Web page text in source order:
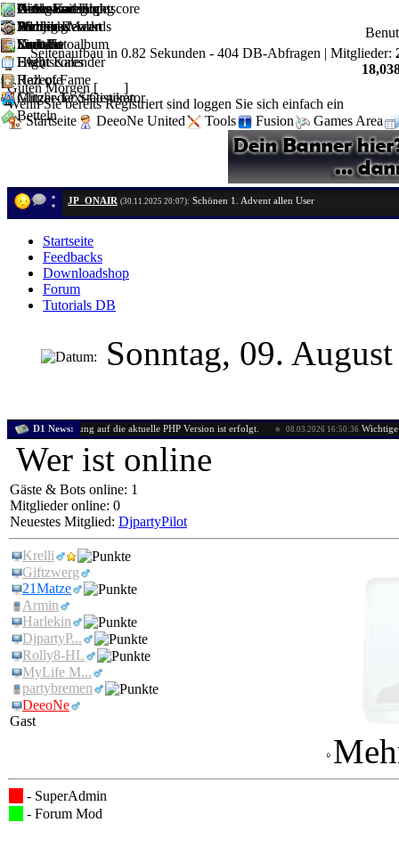
Seitenaufbau in 0.82 Sekunden - 404 DB-Abfragen | Mitglieder:
Guten Morgen [
]
Wenn Sie bereits Registriert sind loggen Sie sich einfach ein
Startseite
DeeoNe United Tools Fusion Games Area
Artikel
D1 Job Rewards
Kontakt
Downloadshop
Forum
Youtube
News Kategorie
Weblinks
Suche
FAQ
Hall of Fame
Mitglieder Statistiken
Geldgame Hightscore
Mahjong
Sudoku
Hightscores
Witze-Sammlung
Anzeige Markt
User-Fotoalbum
Event Kalender
Rezepte
Glitzer-Text-Generator
Betteln
Partnerseiten
Partner werden
Link Us
JP_ONAIR (30.11.2025 20:07): Schönen 1. Advent allen User
Startseite
Feedbacks
Downloadshop
Forum
Tutorials DB
Sonntag, 09.
D1 News:
Umstellung auf die aktuelle PHP Version ist erfolgt. 08.03.2026 16:50:36Wichtige
Wer ist online
Gäste & Bots online: 1
Mitglieder online: 0
Neuestes Mitglied: DjpartyPilot
Krelli
Giftzwerg
21Matze
Armin
Harlekin
DjpartyP...
Rolly8-HL
MyLife M...
partybremen
DeeoNe
Gast
- SuperAdmin
- Forum Mod